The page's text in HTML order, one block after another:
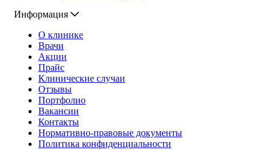
Информация
О клинике
Врачи
Акции
Прайс
Клинические случаи
Отзывы
Портфолио
Вакансии
Контакты
Нормативно-правовые документы
Политика конфиденциальности